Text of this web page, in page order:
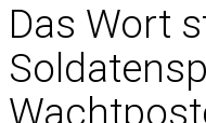
Das Wort